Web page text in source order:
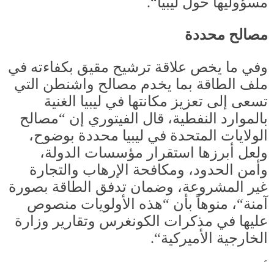
مصالح محددة
وفي ما يخص علاقة ترشيح مقيق بكفاءته في
ملف الطاقة بما يخدم مصالح واشنطن التي
تسعى إلى تعزيز مكانتها في ليبيا الغنية
بالموارد النفطية، قال الفيتوري إن “مصالح
الولايات المتحدة في ليبيا محددة بوضوح،
ولعل أبرزها استقرار مؤسسات الدولة،
وأمن الحدود، ومكافحة الإرهاب والتجارة
غير المشروعة، وضمان تدفق الطاقة بصورة
آمنة“، منوهاً بأن “هذه الأولويات منصوص
عليها في مذكرات الكونغرس وتقارير وزارة
الخارجية الأميركية“.